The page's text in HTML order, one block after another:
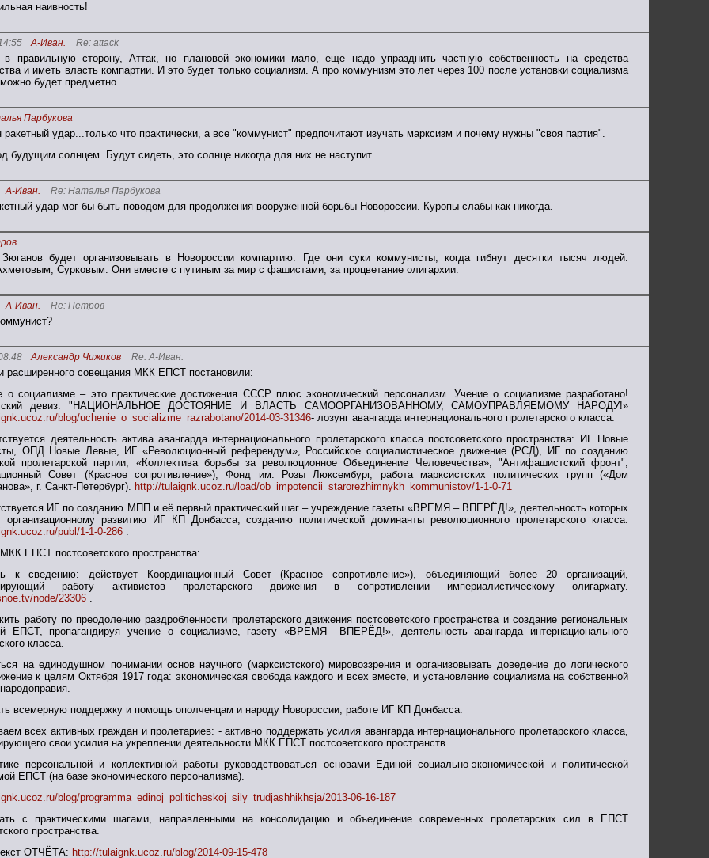
наивность!
А-Иван. Re: attack
правильную сторону, Аттак, но плановой экономики мало, еще надо упразднить частную собственность на средства
и иметь власть компартии. И это будет только социализм. А про коммунизм это лет через 100 после установки социализма
можно будет предметно.
Парбукова
ракетный удар...только что практически, а все "коммунист" предпочитают изучать марксизм и почему нужны "своя партия".
будущим солнцем. Будут сидеть, это солнце никогда для них не наступит.
А-Иван. Re: Наталья Парбукова
удар мог бы быть поводом для продолжения вооруженной борьбы Новороссии. Куропы слабы как никогда.
будет организовывать в Новороссии компартию. Где они суки коммунисты, когда гибнут десятки тысяч людей.
Сурковым. Они вместе с путиным за мир с фашистами, за процветание олигархии.
А-Иван. Re: Петров
Александр Чижиков Re: А-Иван.
расширенного совещания МКК ЕПСТ постановили:
о социализме – это практические достижения СССР плюс экономический персонализм. Учение о социализме разработано!
девиз: "НАЦИОНАЛЬНОЕ ДОСТОЯНИЕ И ВЛАСТЬ САМООРГАНИЗОВАННОМУ, САМОУПРАВЛЯЕМОМУ НАРОДУ!»
blog/uchenie_o_socializme_razrabotano/2014-03-31346- лозунг авангарда интернационального пролетарского класса.
деятельность актива авангарда интернационального пролетарского класса постсоветского пространства: ИГ Новые
ОПД Новые Левые, ИГ «Революционный референдум», Российское социалистическое движение (РСД), ИГ по созданию
пролетарской партии, «Коллектива борьбы за революционное Объединение Человечества», "Антифашистский фронт",
Совет (Красное сопротивление»), Фонд им. Розы Люксембург, работа марксистских политических групп («Дом
г. Санкт-Петербург). http://tulaignk.ucoz.ru/load/ob_impotencii_starorezhimnykh_kommunistov/1-1-0-71
ИГ по созданию МПП и её первый практический шаг – учреждение газеты «ВРЕМЯ – ВПЕРЁД!», деятельность которых
организационному развитию ИГ КП Донбасса, созданию политической доминанты революционного пролетарского класса.
publ/1-1-0-286 .
ЕПСТ постсоветского пространства:
к сведению: действует Координационный Совет (Красное сопротивление»), объединяющий более 20 организаций,
работу активистов пролетарского движения в сопротивлении империалистическому олигархату.
node/23306 .
работу по преодолению раздробленности пролетарского движения постсоветского пространства и создание региональных
ЕПСТ, пропагандируя учение о социализме, газету «ВРЕМЯ –ВПЕРЁД!», деятельность авангарда интернационального
класса.
на единодушном понимании основ научного (марксистского) мировоззрения и организовывать доведение до логического
к целям Октября 1917 года: экономическая свобода каждого и всех вместе, и установление социализма на собственной
всемерную поддержку и помощь ополченцам и народу Новороссии, работе ИГ КП Донбасса.
всех активных граждан и пролетариев: - активно поддержать усилия авангарда интернационального пролетарского класса,
свои усилия на укреплении деятельности МКК ЕПСТ постсоветского пространств.
персональной и коллективной работы руководствоваться основами Единой социально-экономической и политической
ЕПСТ (на базе экономического персонализма).
blog/programma_edinoj_politicheskoj_sily_trudjashhikhsja/2013-06-16-187
с практическими шагами, направленными на консолидацию и объединение современных пролетарских сил в ЕПСТ
пространства.
ОТЧЁТА: http://tulaignk.ucoz.ru/blog/2014-09-15-478